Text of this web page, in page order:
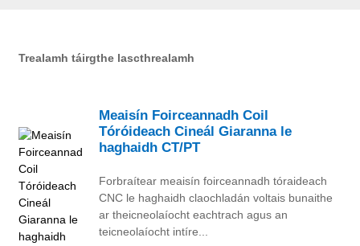
Trealamh táirgthe lascthrealamh
Meaisín Foirceannadh Coil
Tóróideach Cineál Giaranna le
haghaidh CT/PT
Forbraítear meaisín foirceannadh tóraideach
CNC le haghaidh claochladán voltais bunaithe
ar theicneolaíocht eachtrach agus an
teicneolaíocht intíre...